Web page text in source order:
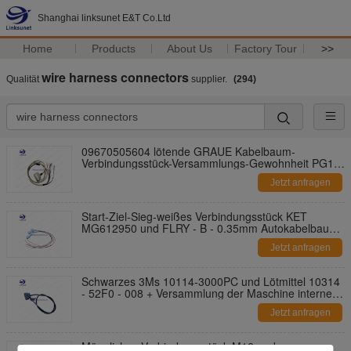
Shanghai linksunet E&T Co.Ltd
Home Products About Us Factory Tour >>
Qualität wire harness connectors supplier. (294)
09670505604 lötende GRAUE Kabelbaum-
Verbindungsstück-Versammlungs-Gewohnheit PG16
Jetzt anfragen
Start-Ziel-Sieg-weißes Verbindungsstück KET
MG612950 und FLRY - B - 0.35mm Autokabelbaum
Jetzt anfragen
Schwarzes 3Ms 10114-3000PC und Lötmittel 10314
- 52F0 - 008 + Versammlung der Maschine interne
Jetzt anfragen
Männliches Verbindungsstück M12 und